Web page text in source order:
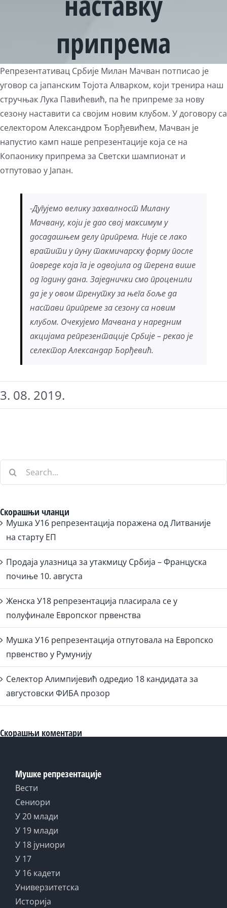
припрема
View
Larger
Image
Репрезентативац Србије Милан Мачван потписао је
уговор са јапанским Тојота Алварком, који тренира наш
стручњак Лука Павићевић, па ће припреме за нову
сезону наставити са својим новим клубом. У договору са
селектором Александром Ђорђевићем, Мачван је
напустио камп наше репрезентације која се на
Копаонику припрема за Светски шампионат и
отпутовао у Јапан.
-Дугујемо велику захвалност Милану
Мачвану, који је дао свој максимум у
досадашњем делу припрема. Није се лако
вратити у пуну такмичарску форму после
повреде која га је одвојила од терена више
од годину дана. Заједнички смо проценили
да је у овом тренутку за њега боље да
настави припреме за сезону са новим
клубом. Очекујемо Мачвана у наредним
акцијама репрезентације Србије – рекао је
селектор Александар Ђорђевић.
3. 08. 2019.
Search
Скорашњи чланци
Мушка У16 репрезентација поражена од Литваније
на старту ЕП
Продаја улазница за утакмицу Србија – Француска
почиње 10. августа
Женска У18 репрезентација пласирала се у
полуфинале Европског првенства
Мушка У16 репрезентација отпутовала на Европско
првенство у Румунију
Селектор Алимпијевић одредио 18 кандидата за
августовски ФИБА прозор
Скорашњи коментари
Мушке репрезентације
Вести
Сениори
У 20 млади
У 19 млади
У 18 јуниори
У 17
У 16 кадети
Универзитетска
Историја